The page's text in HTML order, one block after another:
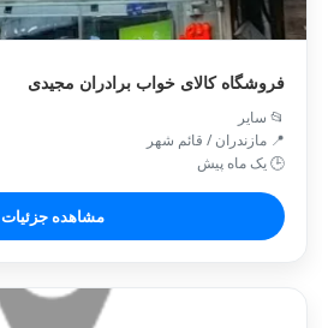
فروشگاه کالای خواب برادران مجیدی
📂 سایر
📍 مازندران / قائم شهر
🕒 یک ماه پیش
مشاهده جزئیات